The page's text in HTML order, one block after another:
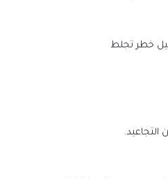
خطر تجلط